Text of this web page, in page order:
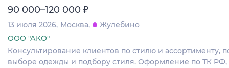
90 000–120 000 ₽
13 июля 2026 Москва
Жулебино
ООО "АКО"
Консультирование клиентов по стилю и ассортименту,
выборе одежды и подбору стиля. Оформление по ТК РФ,